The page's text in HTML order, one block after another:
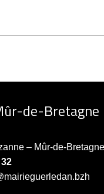
de-Bretagne
– Mûr-de-